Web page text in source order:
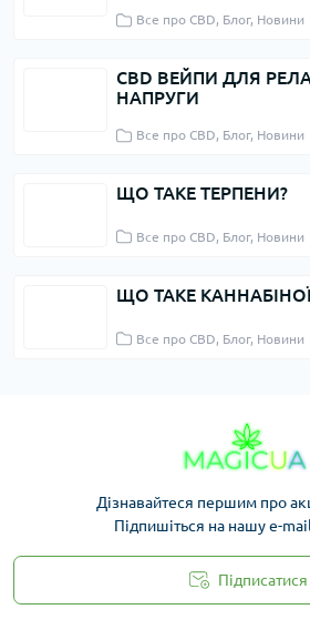
Все про CBD, Блог, Новини
CBD ВЕЙПИ ДЛЯ
НАПРУГИ
Все про CBD, Блог, Новини
ЩО ТАКЕ ТЕРПЕНИ?
Все про CBD, Блог, Новини
ЩО ТАКЕ
Все про CBD, Блог, Новини
Дізнавайтеся першим про
Підпишіться на нашу e-
Підписатися